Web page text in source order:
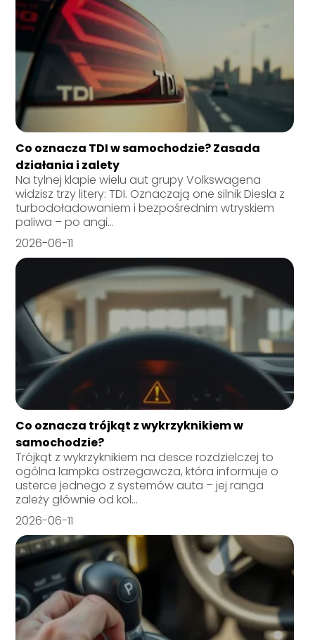
Co oznacza TDI w samochodzie? Zasada
działania i zalety
Na tylnej klapie wielu aut grupy Volkswagena
widzisz trzy litery: TDI. Oznaczają one silnik Diesla z
turbodoładowaniem i bezpośrednim wtryskiem
paliwa – po angi...
2026-06-11
Co oznacza trójkąt z wykrzyknikiem w
samochodzie?
Trójkąt z wykrzyknikiem na desce rozdzielczej to
ogólna lampka ostrzegawcza, która informuje o
usterce jednego z systemów auta – jej ranga
zależy głównie od kol...
2026-06-11